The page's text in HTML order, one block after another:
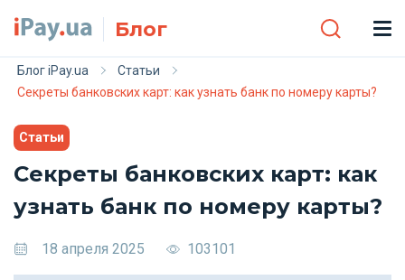
Блог
Блог iPay.ua
Статьи
Секреты банковских карт: как узнать банк по номеру карты?
Статьи
Секреты банковских карт: как
узнать банк по номеру карты?
18 апреля 2025 103101